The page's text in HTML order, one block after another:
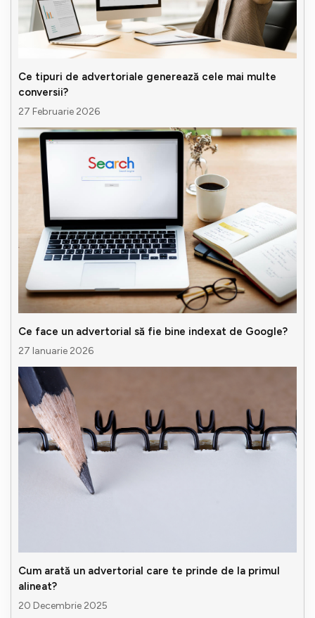
Ce tipuri de advertoriale generează cele mai multe
conversii?
27 Februarie 2026
Ce face un advertorial să fie bine indexat de Google?
27 Ianuarie 2026
Cum arată un advertorial care te prinde de la primul
alineat?
20 Decembrie 2025